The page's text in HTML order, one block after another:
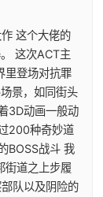
这个大佬的
这次ACT主
里登场对抗罪
景，如同街头
3D动画一般动
200种奇妙道
BOSS战斗 我
街道之上步履
队以及阴险的